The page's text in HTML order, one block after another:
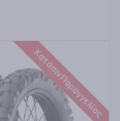
Κατόπιν Παραγγελίας